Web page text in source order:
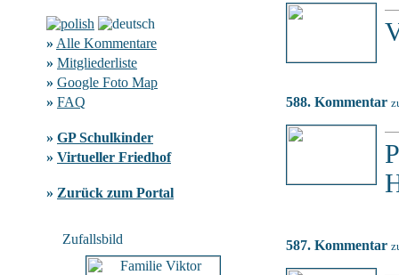
» Alle Kommentare
» Mitgliederliste
» Google Foto Map
» FAQ
» GP Schulkinder
» Virtueller Friedhof
» Zurück zum Portal
Zufallsbild
588. Kommentar
587. Kommentar